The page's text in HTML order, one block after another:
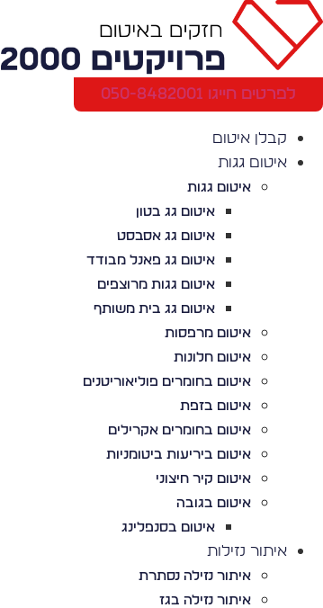
דלג
לתוכן
לפרטים חייגו 050-8482001
קבלן איטום
איטום גגות
איטום גגות
איטום גג בטון
איטום גג אסבסט
איטום גג פאנל מבודד
איטום גגות מרוצפים
איטום גג בית משותף
איטום מרפסות
איטום חלונות
איטום בחומרים פוליאוריטנים
איטום בזפת
איטום בחומרים אקרילים
איטום ביריעות ביטומניות
איטום קיר חיצוני
איטום בגובה
איטום בסנפלינג
איתור נזילות
איתור נזילה נסתרת
איתור נזילה בגז